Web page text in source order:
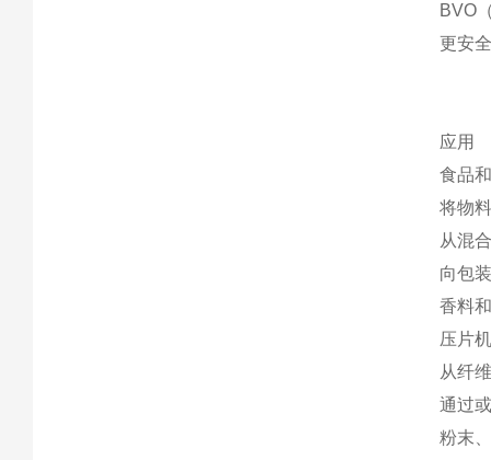
BVO
更安
应用
食品
将物
从混
向包
香料
压片
从纤
通过
粉末